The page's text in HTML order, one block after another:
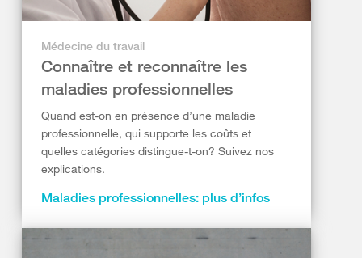
Médecine du travail
Connaître et reconnaître les
maladies professionnelles
Quand est-on en présence d’une maladie
professionnelle, qui supporte les coûts et
quelles catégories distingue-t-on? Suivez nos
explications.
Maladies professionnelles: plus d’infos